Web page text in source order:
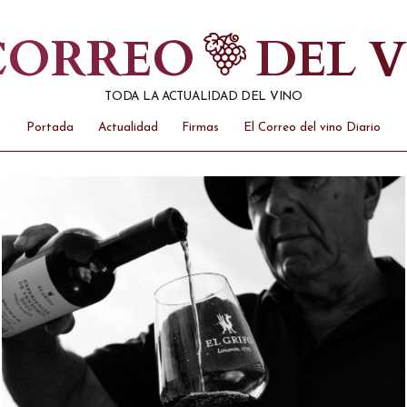
DEL
TODA LA ACTUALIDAD DEL VINO
Portada Actualidad Firmas El Correo del vino Diario